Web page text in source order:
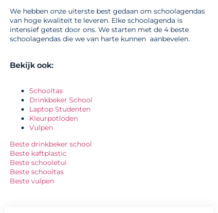
We hebben onze uiterste best gedaan om schoolagendas
van hoge kwaliteit te leveren. Elke schoolagenda is
intensief getest door ons. We starten met de 4 beste
schoolagendas die we van harte kunnen aanbevelen.
Bekijk ook:
Schooltas
Drinkbeker School
Laptop Studenten
Kleurpotloden
Vulpen
Beste drinkbeker school
Beste kaftplastic
Beste schooletui
Beste schooltas
Beste vulpen